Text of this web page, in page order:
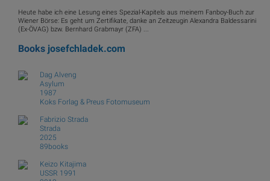
Heute habe ich eine Lesung eines Spezial-Kapitels aus meinem Fanboy-Buch zur
Wiener Börse: Es geht um Zertifikate, danke an Zeitzeugin Alexandra Baldessarini
(Ex-ÖVAG) bzw. Bernhard Grabmayr (ZFA) ...
Books josefchladek.com
Dag Alveng
Asylum
1987
Koks Forlag & Preus Fotomuseum
Fabrizio Strada
Strada
2025
89books
Keizo Kitajima
USSR 1991